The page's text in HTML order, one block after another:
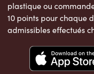
plastique ou
10 points pour chaque
admissibles effectués